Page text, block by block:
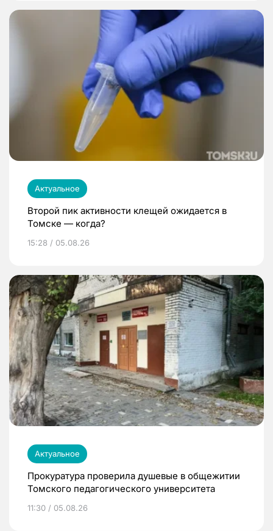
Актуальное
Второй пик активности клещей ожидается в
Томске — когда?
15:28 / 05.08.26
Актуальное
Прокуратура проверила душевые в общежитии
Томского педагогического университета
11:30 / 05.08.26